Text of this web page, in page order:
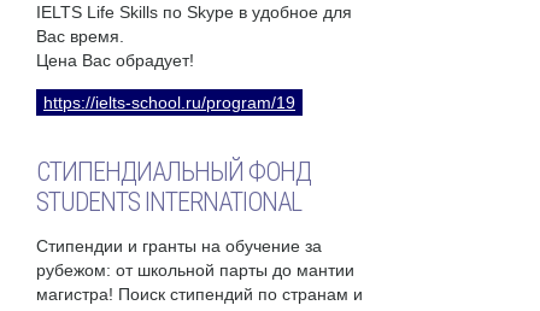
IELTS Life Skills по Skype в удобное для
Вас время.
Цена Вас обрадует!
https://ielts-school.ru/program/19
СТИПЕНДИАЛЬНЫЙ ФОНД
STUDENTS INTERNATIONAL
Стипендии и гранты на обучение за
рубежом: от школьной парты до мантии
магистра! Поиск стипендий по странам и